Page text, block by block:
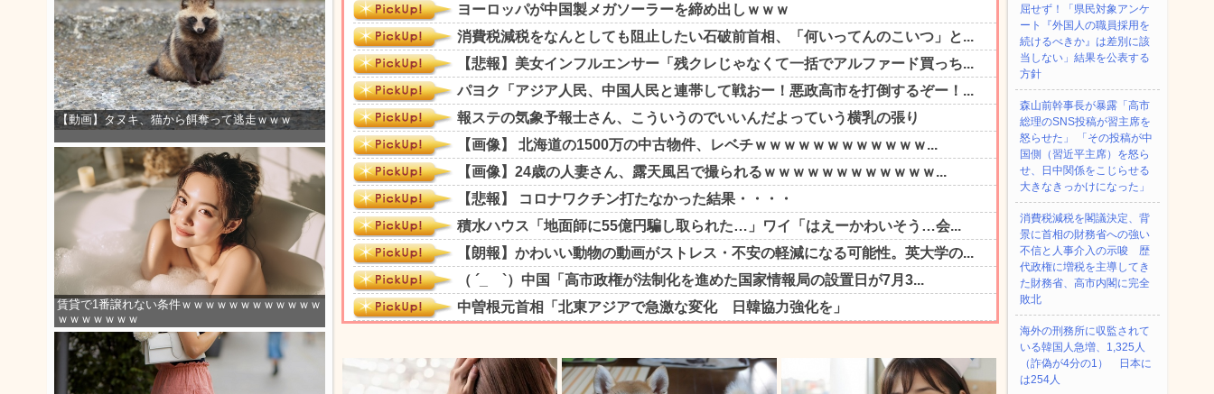
【動画】タヌキ、猫から餌奪って逃走ｗｗｗ
賃貸で1番譲れない条件ｗｗｗｗｗｗｗｗｗｗｗｗ
ｗｗｗｗｗｗｗ
屈せず！「県民対象アンケ
ート『外国人の職員採用を
続けるべきか』は差別に該
当しない」結果を公表する
方針
森山前幹事長が暴露「高市
総理のSNS投稿が習主席を
怒らせた」 「その投稿が中
国側（習近平主席）を怒ら
せ、日中関係をこじらせる
大きなきっかけになった」
消費税減税を閣議決定、背
景に首相の財務省への強い
不信と人事介入の示唆 歴
代政権に増税を主導してき
た財務省、高市内閣に完全
敗北
海外の刑務所に収監されて
いる韓国人急増、1,325人
（詐偽が4分の1） 日本に
は254人